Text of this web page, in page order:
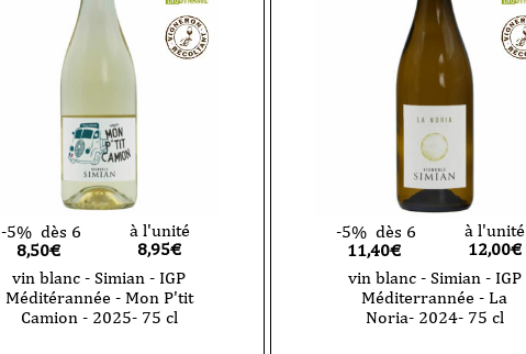
-5% dès 6
8,50€
à l'unité
8,95€
vin blanc - Simian - IGP
Méditérannée - Mon P'tit
Camion - 2025- 75 cl
-5% dès 6
11,40€
à l'unité
12,00€
vin blanc - Simian - IGP
Méditerrannée - La
Noria- 2024- 75 cl